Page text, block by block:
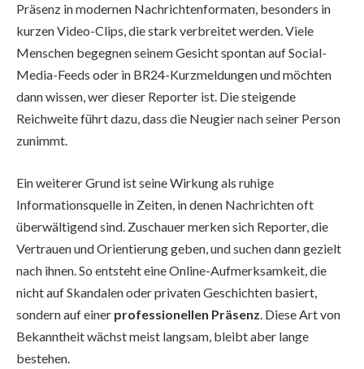
Präsenz in modernen Nachrichtenformaten, besonders in
kurzen Video-Clips, die stark verbreitet werden. Viele
Menschen begegnen seinem Gesicht spontan auf Social-
Media-Feeds oder in BR24-Kurzmeldungen und möchten
dann wissen, wer dieser Reporter ist. Die steigende
Reichweite führt dazu, dass die Neugier nach seiner Person
zunimmt.
Ein weiterer Grund ist seine Wirkung als ruhige
Informationsquelle in Zeiten, in denen Nachrichten oft
überwältigend sind. Zuschauer merken sich Reporter, die
Vertrauen und Orientierung geben, und suchen dann gezielt
nach ihnen. So entsteht eine Online-Aufmerksamkeit, die
nicht auf Skandalen oder privaten Geschichten basiert,
sondern auf einer professionellen Präsenz . Diese Art von
Bekanntheit wächst meist langsam, bleibt aber lange
bestehen.